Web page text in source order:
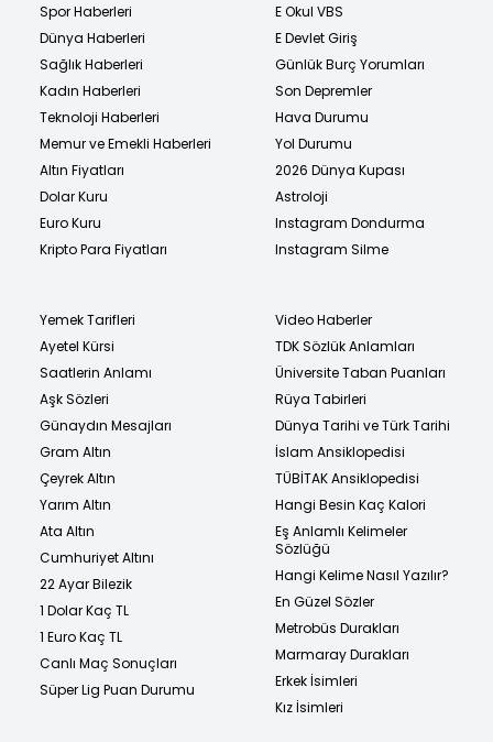
Spor Haberleri
Dünya Haberleri
Sağlık Haberleri
Kadın Haberleri
Teknoloji Haberleri
Memur ve Emekli Haberleri
Altın Fiyatları
Dolar Kuru
Euro Kuru
Kripto Para Fiyatları
E Okul VBS
E Devlet Giriş
Günlük Burç Yorumları
Son Depremler
Hava Durumu
Yol Durumu
2026 Dünya Kupası
Astroloji
Instagram Dondurma
Instagram Silme
Yemek Tarifleri
Ayetel Kürsi
Saatlerin Anlamı
Aşk Sözleri
Günaydın Mesajları
Gram Altın
Çeyrek Altın
Yarım Altın
Ata Altın
Cumhuriyet Altını
22 Ayar Bilezik
1 Dolar Kaç TL
1 Euro Kaç TL
Canlı Maç Sonuçları
Süper Lig Puan Durumu
Video Haberler
TDK Sözlük Anlamları
Üniversite Taban Puanları
Rüya Tabirleri
Dünya Tarihi ve Türk Tarihi
İslam Ansiklopedisi
TÜBİTAK Ansiklopedisi
Hangi Besin Kaç Kalori
Eş Anlamlı Kelimeler
Sözlüğü
Hangi Kelime Nasıl Yazılır?
En Güzel Sözler
Metrobüs Durakları
Marmaray Durakları
Erkek İsimleri
Kız İsimleri